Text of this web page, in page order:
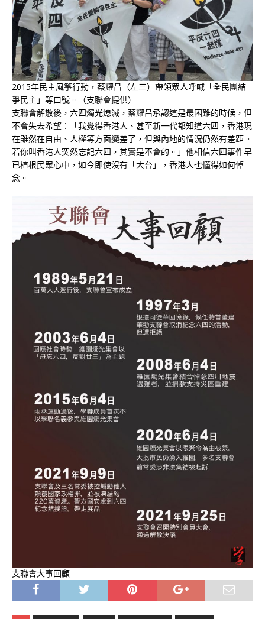
2015年民主風箏行動，蔡耀昌（左三）帶領眾人呼喊「全民團結
爭民主」等口號。（支聯會提供）
支聯會解散後，六四燭光熄滅，蔡耀昌承認這是最困難的時候，但
不會失去希望：「我覺得香港人、甚至新一代都知道六四，香港現
在雖然在自由、人權等方面變差了，但與內地的情況仍然有差距。
若你叫香港人突然忘記六四，其實是不會的。」他相信六四事件早
已植根民眾心中，如今即使沒有「大台」，香港人也懂得如何悼
念。
支聯會大事回顧